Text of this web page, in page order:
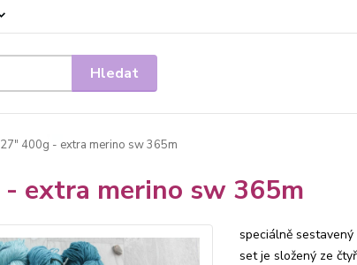
Hledat
400g - extra merino sw 365m
extra merino sw 365m
speciálně
set je složený ze